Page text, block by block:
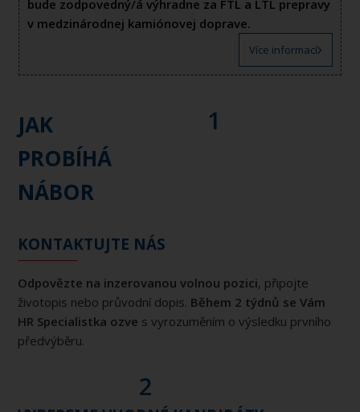
bude zodpovedný/á výhradne za FTL a LTL prepravy
v medzinárodnej kamiónovej doprave.
Více informací
JAK
PROBÍHÁ
NÁBOR
1
KONTAKTUJTE NÁS
Odpovězte na inzerovanou volnou pozici, připojte
životopis nebo průvodní dopis. Během 2 týdnů se Vám
HR Specialistka ozve s vyrozuměním o výsledku prvního
předvýběru.
2